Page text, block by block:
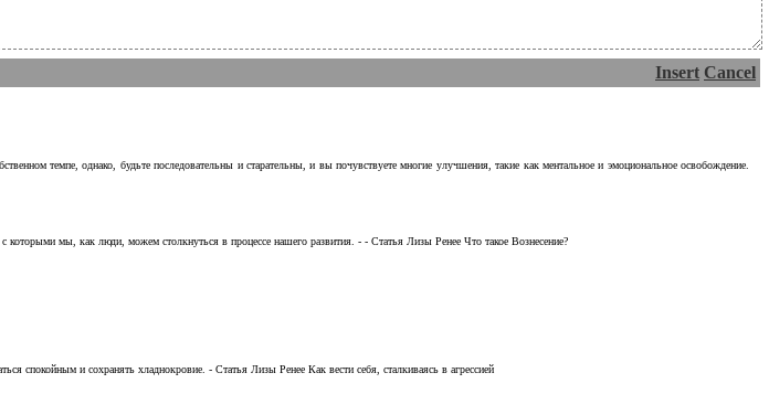
Insert Cancel
темпе, однако, будьте последовательны и старательны, и вы почувствуете многие улучшения, такие как ментальное и эмоциональное освобождение.
мы, как люди, можем столкнуться в процессе нашего развития. - - Статья Лизы Ренее Что такое Вознесение?
спокойным и сохранять хладнокровие. - Статья Лизы Ренее Как вести себя, сталкиваясь в агрессией